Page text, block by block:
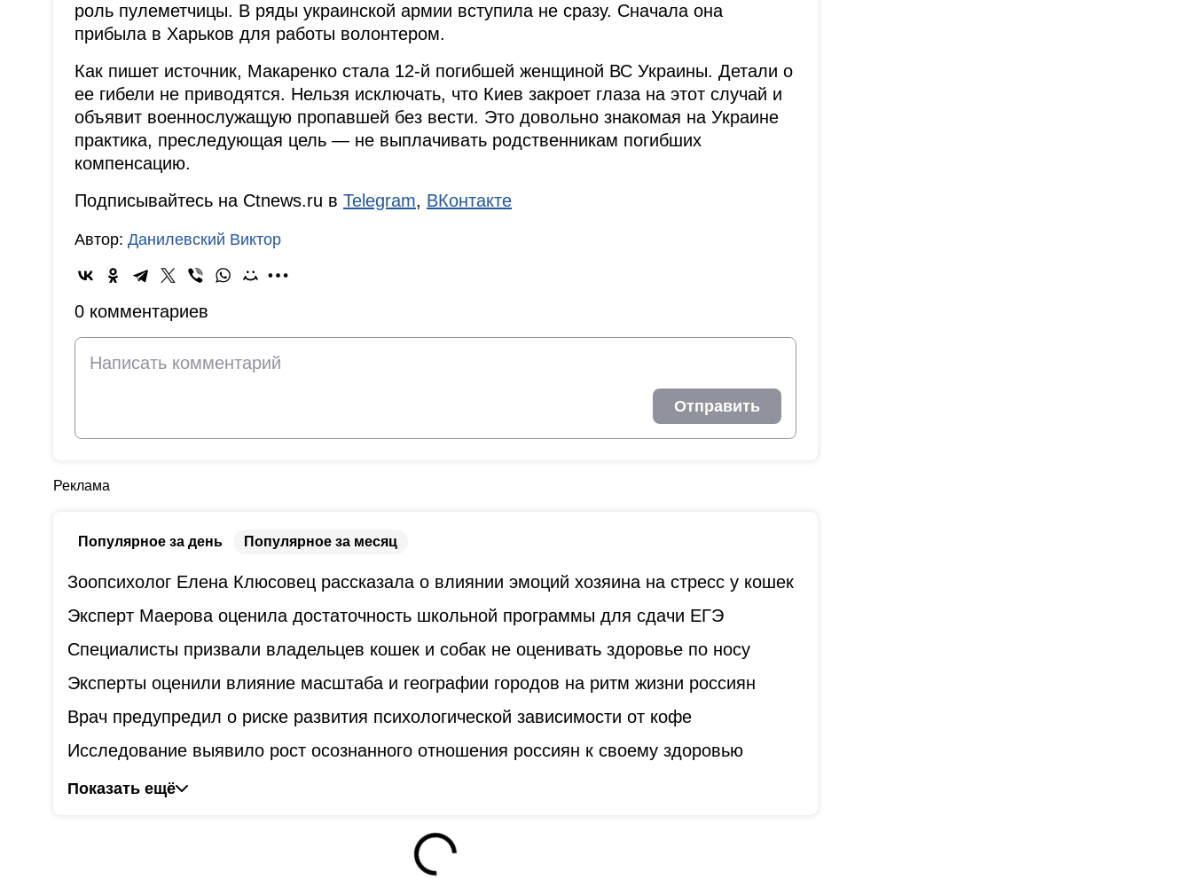
роль пулеметчицы. В ряды украинской армии вступила не сразу. Сначала она
прибыла в Харьков для работы волонтером.
Как пишет источник, Макаренко стала 12-й погибшей женщиной ВС Украины. Детали о
ее гибели не приводятся. Нельзя исключать, что Киев закроет глаза на этот случай и
объявит военнослужащую пропавшей без вести. Это довольно знакомая на Украине
практика, преследующая цель — не выплачивать родственникам погибших
компенсацию.
Подписывайтесь на Ctnews.ru в Telegram, ВКонтакте
Автор: Данилевский Виктор
0 комментариев
Отправить
Реклама
Популярное за день Популярное за месяц
Зоопсихолог Елена Клюсовец рассказала о влиянии эмоций хозяина на стресс у кошек
Эксперт Маерова оценила достаточность школьной программы для сдачи ЕГЭ
Специалисты призвали владельцев кошек и собак не оценивать здоровье по носу
Эксперты оценили влияние масштаба и географии городов на ритм жизни россиян
Врач предупредил о риске развития психологической зависимости от кофе
Исследование выявило рост осознанного отношения россиян к своему здоровью
Показать ещё